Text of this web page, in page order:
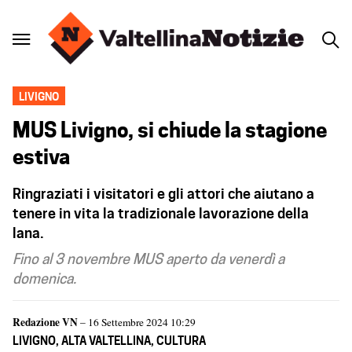
LIVIGNO
MUS Livigno, si chiude la stagione
estiva
Ringraziati i visitatori e gli attori che aiutano a
tenere in vita la tradizionale lavorazione della
lana.
Fino al 3 novembre MUS aperto da venerdì a
domenica.
Redazione VN– 16 Settembre 2024 10:29
LIVIGNO, ALTA VALTELLINA, CULTURA